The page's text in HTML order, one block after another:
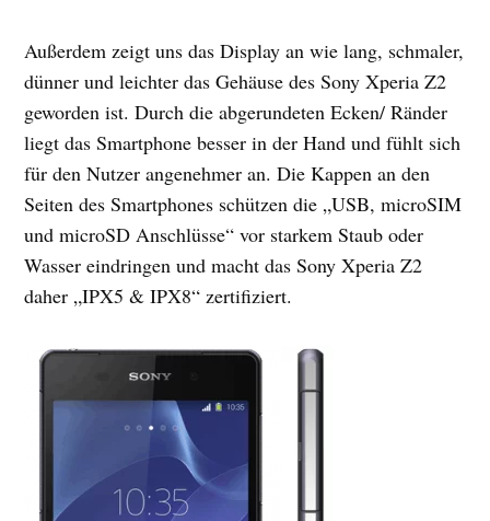
Außerdem zeigt uns das Display an wie lang, schmaler,
dünner und leichter das Gehäuse des Sony Xperia Z2
geworden ist. Durch die abgerundeten Ecken/ Ränder
liegt das Smartphone besser in der Hand und fühlt sich
für den Nutzer angenehmer an. Die Kappen an den
Seiten des Smartphones schützen die „USB, microSIM
und microSD Anschlüsse“ vor starkem Staub oder
Wasser eindringen und macht das Sony Xperia Z2
daher „IPX5 & IPX8“ zertifiziert.